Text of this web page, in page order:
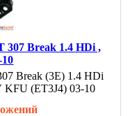
307 Break 1.4 HDi ,
Break (3E) 1.4 HDi
(ET3J4) 03-10